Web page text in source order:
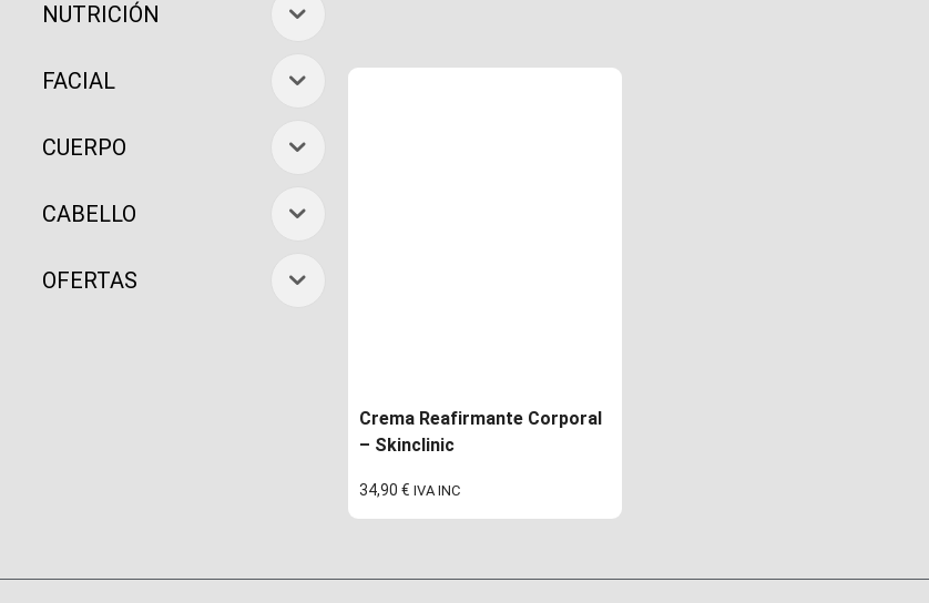
NUTRICIÓN
FACIAL
CUERPO
CABELLO
OFERTAS
Crema Reafirmante Corporal
– Skinclinic
34,90 € IVA INC